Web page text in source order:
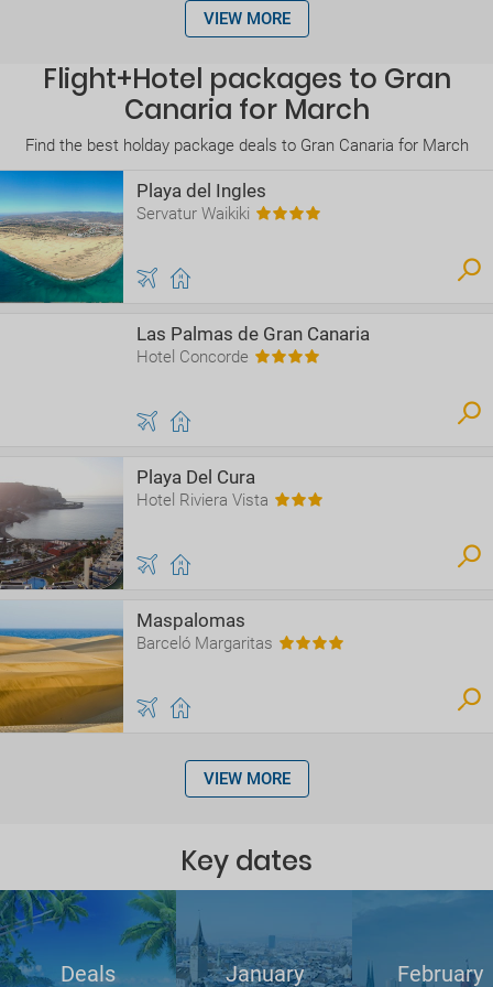
VIEW MORE
Flight+Hotel packages to Gran
Canaria for March
Find the best holday package deals to Gran Canaria for March
Playa del Ingles
Servatur Waikiki
Las Palmas de Gran Canaria
Hotel Concorde
Playa Del Cura
Hotel Riviera Vista
Maspalomas
Barceló Margaritas
VIEW MORE
Key dates
Deals January February